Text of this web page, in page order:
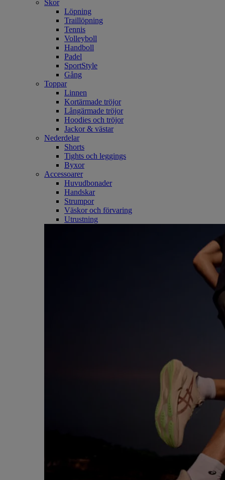
Skor
Löpning
Traillöpning
Tennis
Volleyboll
Handboll
Padel
SportStyle
Gång
Toppar
Linnen
Kortärmade tröjor
Långärmade tröjor
Hoodies och tröjor
Jackor & västar
Nederdelar
Shorts
Tights och leggings
Byxor
Accessoarer
Huvudbonader
Handskar
Strumpor
Väskor och förvaring
Utrustning